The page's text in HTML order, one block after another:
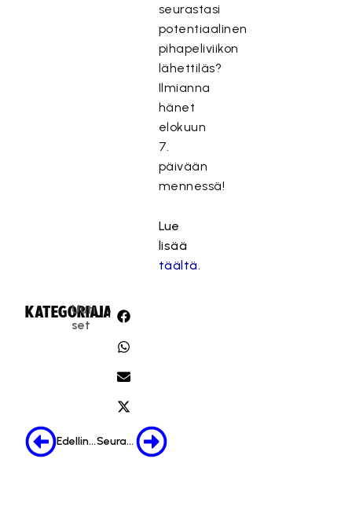
seurastasi
potentiaalinen
pihapeliviikon
lähettiläs?
Ilmianna
hänet
elokuun
7.
päivään
mennessä!
Lue
lisää
täältä.
KATEGORIA:
Uuti
set
JAA:
Edellinen Seuraava